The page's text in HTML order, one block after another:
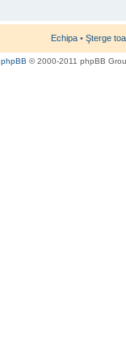
Echipa • Şterge
phpBB © 2000-2011 phpBB